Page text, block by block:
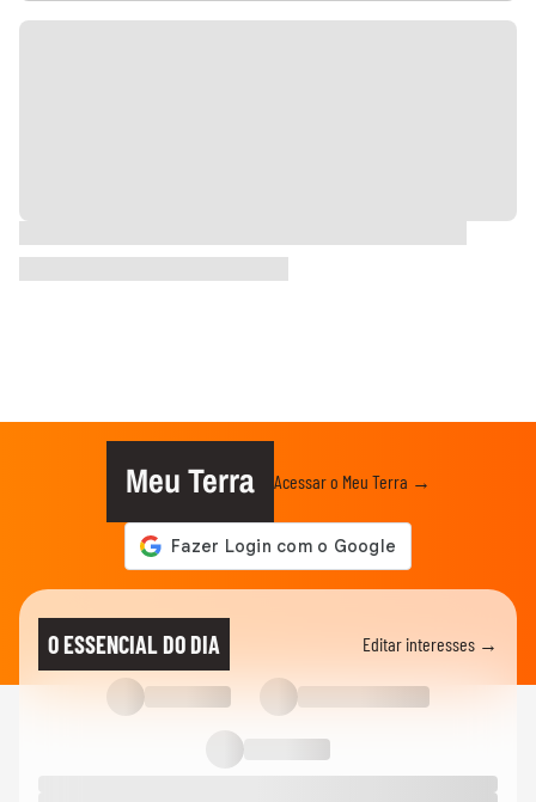
Meu Terra Acessar o Meu Terra →
O ESSENCIAL DO DIA Editar interesses →